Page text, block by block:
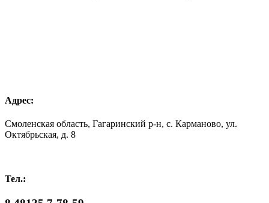
Адрес:
Смоленская область, Гагаринский р-н, с. Карманово, ул.
Октябрьская, д. 8
Тел.: